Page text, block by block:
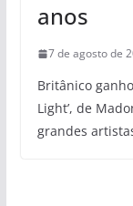
anos
7 de agosto de
Britânico
Light’, de
grandes